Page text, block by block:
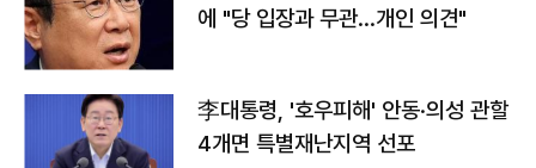
에 "당 입장과 무관…개인 의견"
李대통령, '호우피해' 안동·의성 관할
4개면 특별재난지역 선포